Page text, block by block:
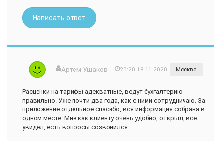
Написать ответ
Артём Ушаков 20:20 18.11.2020 Москва
Расценки на тарифы адекватные, ведут бухгалтерию
правильно. Уже почти два года, как с ними сотрудничаю. За
приложение отдельное спасибо, вся информация собрана в
одном месте. Мне как клиенту очень удобно, открыл, все
увидел, есть вопросы созвонился.